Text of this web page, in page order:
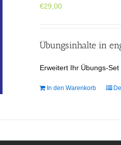
€29,00
Übungsinhalte in
Erweitert Ihr Übungs-
In den Warenkorb